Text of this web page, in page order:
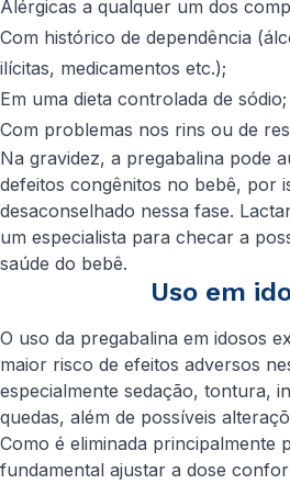
Alérgicas a qualquer um dos
Com histórico de dependência
ilícitas, medicamentos etc.);
Em uma dieta controlada de sódio;
Com problemas nos rins ou de
Na gravidez, a pregabalina pode
defeitos congênitos no bebê, por
desaconselhado nessa fase.
um especialista para checar a
saúde do bebê.
Uso em
O uso da pregabalina em idosos
maior risco de efeitos adversos
especialmente sedação, tontura,
quedas, além de possíveis
Como é eliminada principalmente
fundamental ajustar a dose